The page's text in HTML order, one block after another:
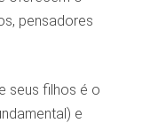
pensadores
seus filhos é o
e